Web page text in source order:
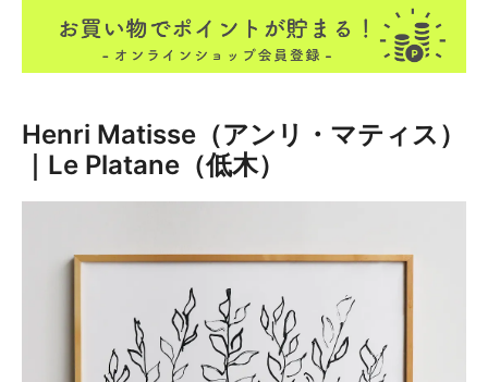
Henri Matisse（アンリ・マティス）
｜Le Platane（低木）